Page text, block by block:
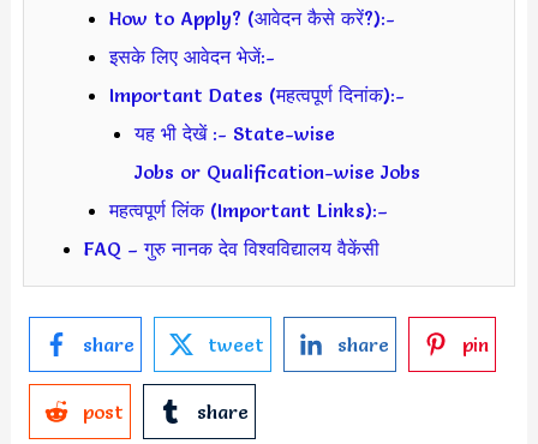
How to Apply? (आवेदन कैसे करें?):-
इसके लिए आवेदन भेजें:-
Important Dates (महत्वपूर्ण दिनांक):-
यह भी देखें :- State-wise
Jobs or Qualification-wise Jobs
महत्वपूर्ण लिंक (Important Links):–
FAQ – गुरु नानक देव विश्वविद्यालय वैकेंसी
share tweet share pin
post share